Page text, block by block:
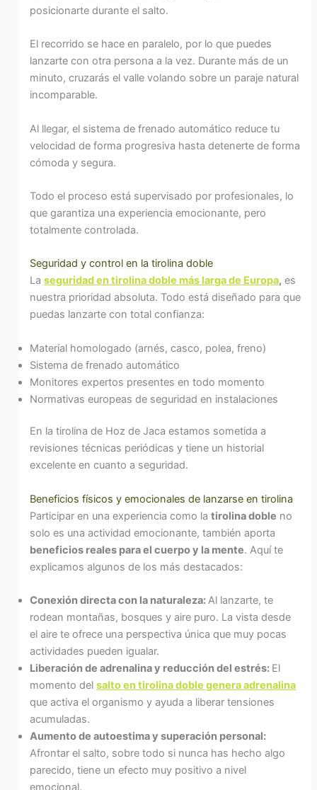
posicionarte durante el salto.
El recorrido se hace en paralelo, por lo que puedes
lanzarte con otra persona a la vez. Durante más de un
minuto, cruzarás el valle volando sobre un paraje natural
incomparable.
Al llegar, el sistema de frenado automático reduce tu
velocidad de forma progresiva hasta detenerte de forma
cómoda y segura.
Todo el proceso está supervisado por profesionales, lo
que garantiza una experiencia emocionante, pero
totalmente controlada.
Seguridad y control en la tirolina doble
Laseguridad en tirolina doble más larga de Europa, es
nuestra prioridad absoluta. Todo está diseñado para que
puedas lanzarte con total confianza:
Material homologado (arnés, casco, polea, freno)
Sistema de frenado automático
Monitores expertos presentes en todo momento
Normativas europeas de seguridad en instalaciones
En la tirolina de Hoz de Jaca estamos sometida a
revisiones técnicas periódicas y tiene un historial
excelente en cuanto a seguridad.
Beneficios físicos y emocionales de lanzarse en tirolina
Participar en una experiencia como latirolina doble no
solo es una actividad emocionante, también aporta
beneficios reales para el cuerpo y la mente. Aquí te
explicamos algunos de los más destacados:
Conexión directa con la naturaleza:Al lanzarte, te
rodean montañas, bosques y aire puro. La vista desde
el aire te ofrece una perspectiva única que muy pocas
actividades pueden igualar.
Liberación de adrenalina y reducción del estrés: El
momento delsalto en tirolina doble genera adrenalina
que activa el organismo y ayuda a liberar tensiones
acumuladas.
Aumento de autoestima y superación personal:
Afrontar el salto, sobre todo si nunca has hecho algo
parecido, tiene un efecto muy positivo a nivel
emocional.